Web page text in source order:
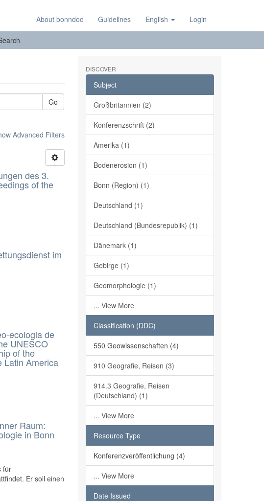
About bonndoc Guidelines English Login
Go
Advanced Filters
des 3.
of the
im
ecologia de
UNESCO
of the
Latin America
Raum:
in Bonn
für
Er soll einen
DISCOVER
Subject
Großbritannien (2)
Konferenzschrift (2)
Amerika (1)
Bodenerosion (1)
Bonn (Region) (1)
Deutschland (1)
Deutschland (Bundesrepublik) (1)
Dänemark (1)
Gebirge (1)
Geomorphologie (1)
... View More
Classification (DDC)
550 Geowissenschaften (4)
910 Geografie, Reisen (3)
914.3 Geografie, Reisen
(Deutschland) (1)
... View More
Resource Type
Konferenzveröffentlichung (4)
... View More
Date Issued